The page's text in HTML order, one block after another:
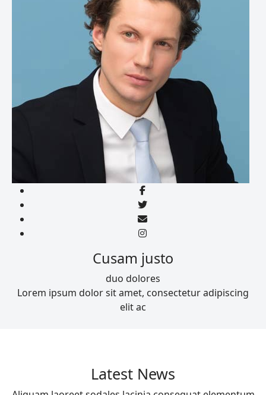
Cusam justo
duo dolores
Lorem ipsum dolor sit amet, consectetur adipiscing
elit ac
Latest News